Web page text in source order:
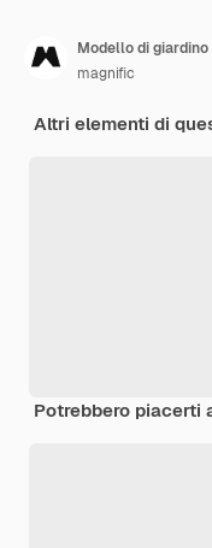
Modello di
magnific
Altri elementi di
Potrebbero piacerti